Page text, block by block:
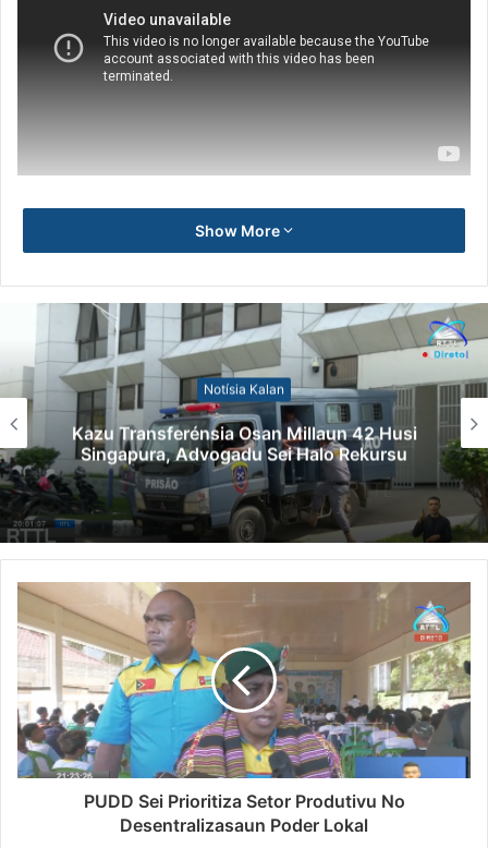
Show More
Notísia Kalan
Kazu Transferénsia Osan Millaun 42 Husi
Singapura, Advogadu Sei Halo Rekursu
PUDD Sei Prioritiza Setor Produtivu No
Desentralizasaun Poder Lokal